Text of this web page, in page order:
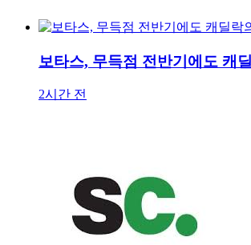
보타스, 무득점 전반기에도 캐
2시간 전